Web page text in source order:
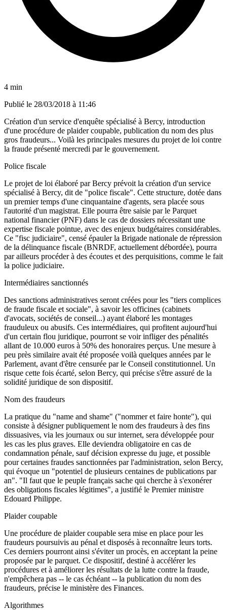
4 min
Publié le 28/03/2018 à 11:46
Création d'un service d'enquête spécialisé à Bercy, introduction
d'une procédure de plaider coupable, publication du nom des plus
gros fraudeurs... Voilà les principales mesures du projet de loi contre
la fraude présenté mercredi par le gouvernement.
Police fiscale
Le projet de loi élaboré par Bercy prévoit la création d'un service
spécialisé à Bercy, dit de "police fiscale". Cette structure, dotée dans
un premier temps d'une cinquantaine d'agents, sera placée sous
l'autorité d'un magistrat. Elle pourra être saisie par le Parquet
national financier (PNF) dans le cas de dossiers nécessitant une
expertise fiscale pointue, avec des enjeux budgétaires considérables.
Ce "fisc judiciaire", censé épauler la Brigade nationale de répression
de la délinquance fiscale (BNRDF, actuellement débordée), pourra
par ailleurs procéder à des écoutes et des perquisitions, comme le fait
la police judiciaire.
Intermédiaires sanctionnés
Des sanctions administratives seront créées pour les "tiers complices
de fraude fiscale et sociale", à savoir les officines (cabinets
d'avocats, sociétés de conseil...) ayant élaboré les montages
frauduleux ou abusifs. Ces intermédiaires, qui profitent aujourd'hui
d'un certain flou juridique, pourront se voir infliger des pénalités
allant de 10.000 euros à 50% des honoraires perçus. Une mesure à
peu près similaire avait été proposée voilà quelques années par le
Parlement, avant d'être censurée par le Conseil constitutionnel. Un
risque cette fois écarté, selon Bercy, qui précise s'être assuré de la
solidité juridique de son dispositif.
Nom des fraudeurs
La pratique du "name and shame" ("nommer et faire honte"), qui
consiste à désigner publiquement le nom des fraudeurs à des fins
dissuasives, via les journaux ou sur internet, sera développée pour
les cas les plus graves. Elle deviendra obligatoire en cas de
condamnation pénale, sauf décision expresse du juge, et possible
pour certaines fraudes sanctionnées par l'administration, selon Bercy,
qui évoque un "potentiel de plusieurs centaines de publications par
an". "Il faut que le peuple français sache qui cherche à s'exonérer
des obligations fiscales légitimes", a justifié le Premier ministre
Edouard Philippe.
Plaider coupable
Une procédure de plaider coupable sera mise en place pour les
fraudeurs poursuivis au pénal et disposés à reconnaître leurs torts.
Ces derniers pourront ainsi s'éviter un procès, en acceptant la peine
proposée par le parquet. Ce dispositif, destiné à accélérer les
procédures et à améliorer les résultats de la lutte contre la fraude,
n'empêchera pas -- le cas échéant -- la publication du nom des
fraudeurs, précise le ministère des Finances.
Algorithmes